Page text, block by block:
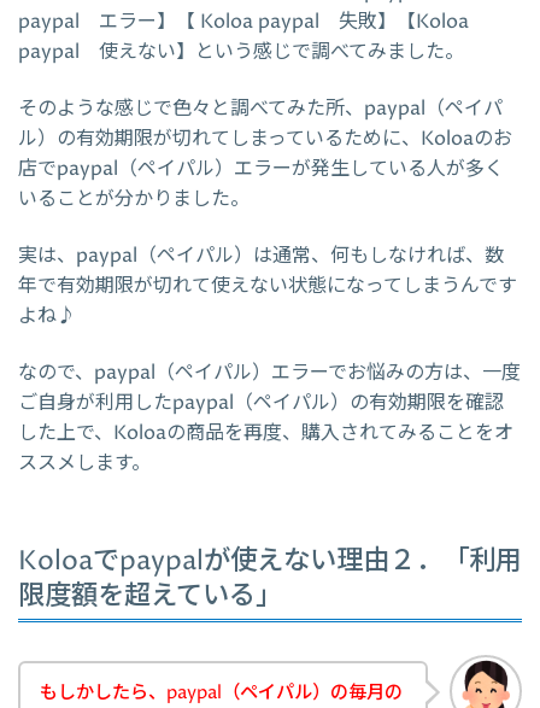
paypal エラー】【 Koloa paypal 失敗】【Koloa
paypal 使えない】という感じで調べてみました。
そのような感じで色々と調べてみた所、paypal（ペイパ
ル）の有効期限が切れてしまっているために、Koloaのお
店でpaypal（ペイパル）エラーが発生している人が多く
いることが分かりました。
実は、paypal（ペイパル）は通常、何もしなければ、数
年で有効期限が切れて使えない状態になってしまうんです
よね♪
なので、paypal（ペイパル）エラーでお悩みの方は、一度
ご自身が利用したpaypal（ペイパル）の有効期限を確認
した上で、Koloaの商品を再度、購入されてみることをオ
ススメします。
Koloaでpaypalが使えない理由２．「利用
限度額を超えている」
もしかしたら、paypal（ペイパル）の毎月の